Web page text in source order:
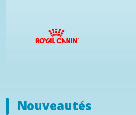
Nouveautés